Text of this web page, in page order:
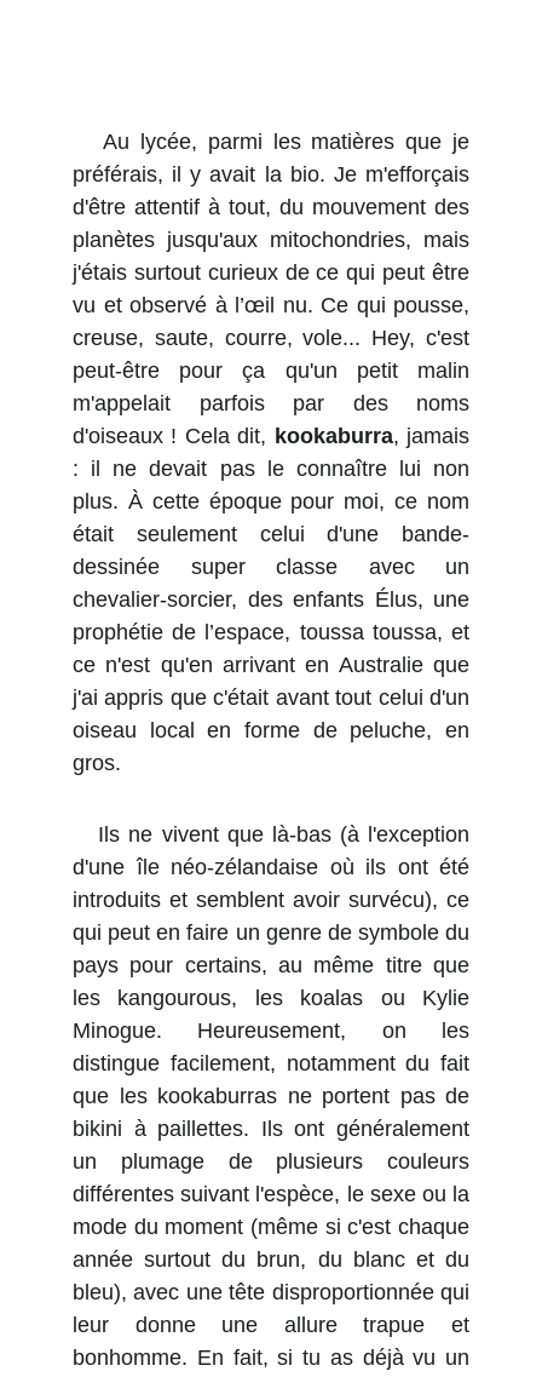
Au lycée, parmi les matières que je
préférais, il y avait la bio. Je m'efforçais
d'être attentif à tout, du mouvement des
planètes jusqu'aux mitochondries, mais
j'étais surtout curieux de ce qui peut être
vu et observé à l’œil nu. Ce qui pousse,
creuse, saute, courre, vole... Hey, c'est
peut-être pour ça qu'un petit malin
m'appelait parfois par des noms
d'oiseaux ! Cela dit, kookaburra, jamais
: il ne devait pas le connaître lui non
plus. À cette époque pour moi, ce nom
était seulement celui d'une bande-
dessinée super classe avec un
chevalier-sorcier, des enfants Élus, une
prophétie de l’espace, toussa toussa, et
ce n'est qu'en arrivant en Australie que
j'ai appris que c'était avant tout celui d'un
oiseau local en forme de peluche, en
gros.
Ils ne vivent que là-bas (à l'exception
d'une île néo-zélandaise où ils ont été
introduits et semblent avoir survécu), ce
qui peut en faire un genre de symbole du
pays pour certains, au même titre que
les kangourous, les koalas ou Kylie
Minogue. Heureusement, on les
distingue facilement, notamment du fait
que les kookaburras ne portent pas de
bikini à paillettes. Ils ont généralement
un plumage de plusieurs couleurs
différentes suivant l'espèce, le sexe ou la
mode du moment (même si c'est chaque
année surtout du brun, du blanc et du
bleu), avec une tête disproportionnée qui
leur donne une allure trapue et
bonhomme. En fait, si tu as déjà vu un